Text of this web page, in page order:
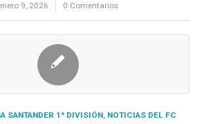
9, 2026
/ 0 Comentarios
SANTANDER 1ª DIVISIÓN, NOTICIAS DEL FC